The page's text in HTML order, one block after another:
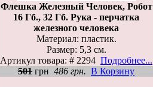
Флешка Железный Человек, Робот
16 Гб., 32 Гб. Рука - перчатка
железного человека
Материал: пластик.
Размер: 5,3 см.
Артикул товара: # 2294 Подробнее...
501 грн 486 грн. В Корзину